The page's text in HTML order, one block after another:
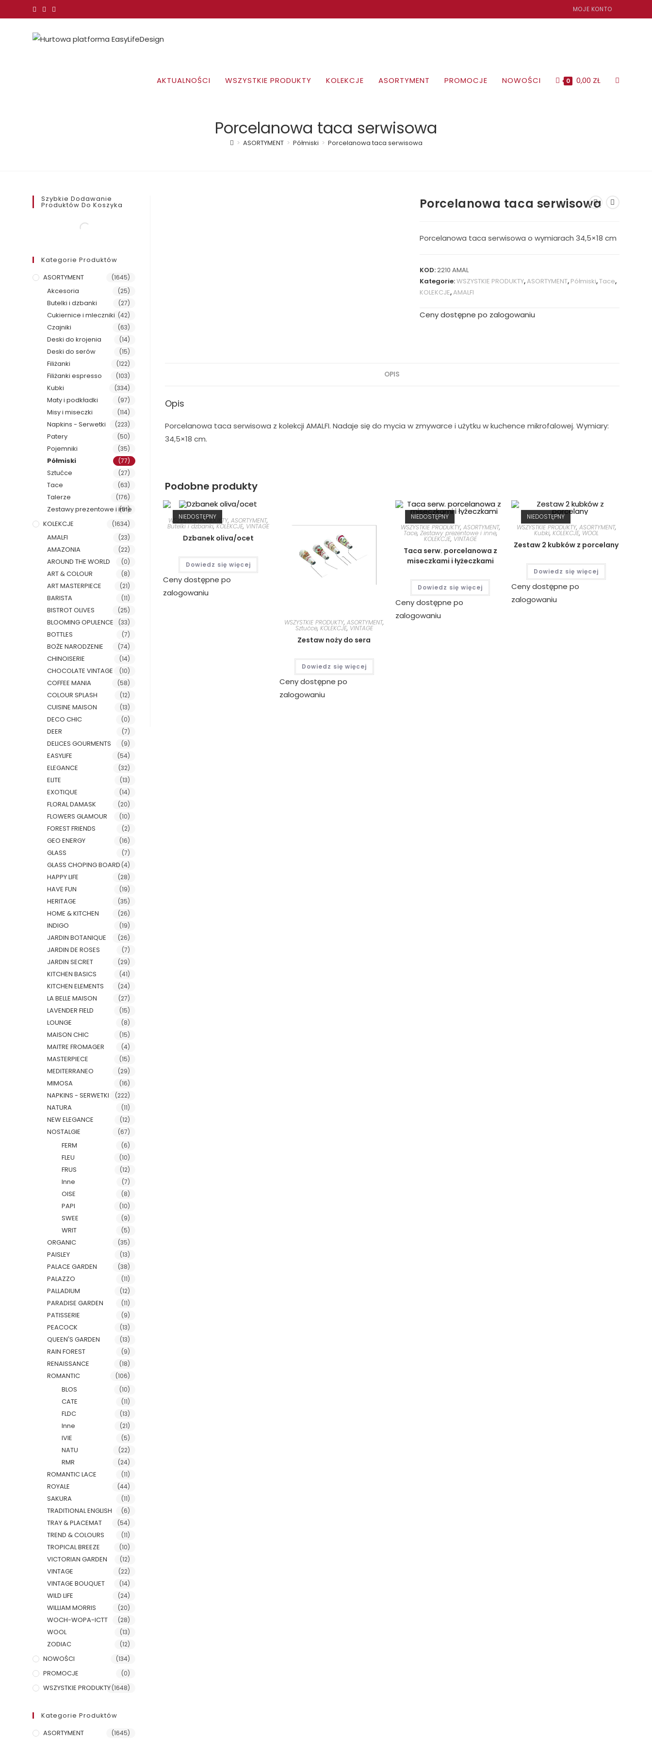
treści
MOJE KONTO
AKTUALNOŚCI WSZYSTKIE PRODUKTY KOLEKCJE ASORTYMENT PROMOCJE NOWOŚCI 0 0,00 ZŁ TOGGLE
Porcelanowa taca serwisowa
> ASORTYMENT > Półmiski > Porcelanowa taca serwisowa
Porcelanowa taca serwisowa
Porcelanowa taca serwisowa o wymiarach 34,5×18 cm
KOD:2210 AMAL
Kategorie:WSZYSTKIE PRODUKTY,ASORTYMENT, Półmiski,Tace,
KOLEKCJE,AMALFI
Ceny dostępne po zalogowaniu
OPIS
Opis
Porcelanowa taca serwisowa z kolekcji AMALFI. Nadaje się do mycia w zmywarce i użytku w kuchence mikrofalowej. Wymiary:
34,5×18 cm.
Podobne produkty
NIEDOSTĘPNY
WSZYSTKIE PRODUKTY,ASORTYMENT,
Butelki i dzbanki,KOLEKCJE, VINTAGE
Dzbanek oliva/ocet
Dowiedz się więcej
Ceny dostępne po
zalogowaniu
WSZYSTKIE PRODUKTY,ASORTYMENT,
Sztućce, KOLEKCJE, VINTAGE
Zestaw noży do sera
Dowiedz się więcej
Ceny dostępne po
zalogowaniu
NIEDOSTĘPNY
WSZYSTKIE PRODUKTY, ASORTYMENT,
Tace, Zestawy prezentowe i inne,
KOLEKCJE, VINTAGE
Taca serw. porcelanowa z
miseczkami i łyżeczkami
Dowiedz się więcej
Ceny dostępne po
zalogowaniu
NIEDOSTĘPNY
WSZYSTKIE PRODUKTY, ASORTYMENT,
Kubki, KOLEKCJE, WOOL
Zestaw 2 kubków z porcelany
Dowiedz się więcej
Ceny dostępne po
zalogowaniu
Szybkie Dodawanie
Produktów Do Koszyka
Kategorie Produktów
ASORTYMENT
(1645)
Akcesoria (25)
Butelki i dzbanki (27)
Cukiernice i mleczniki (42)
Czajniki (63)
Deski do krojenia (14)
Deski do serów (15)
Filiżanki (122)
Filiżanki espresso (103)
Kubki (334)
Maty i podkładki (97)
Misy i miseczki (114)
Napkins - Serwetki (223)
Patery (50)
Pojemniki (35)
Półmiski (77)
Sztućce (27)
Tace (63)
Talerze (176)
Zestawy prezentowe i inne
(51)
KOLEKCJE (1634)
AMALFI (23)
AMAZONIA (22)
AROUND THE WORLD (0)
ART & COLOUR (8)
ART MASTERPIECE (21)
BARISTA (11)
BISTROT OLIVES (25)
BLOOMING OPULENCE (33)
BOTTLES (7)
BOŻE NARODZENIE (74)
CHINOISERIE (14)
CHOCOLATE VINTAGE (10)
COFFEE MANIA (58)
COLOUR SPLASH (12)
CUISINE MAISON (13)
DECO CHIC (0)
DEER (7)
DELICES GOURMENTS (9)
EASYLIFE (54)
ELEGANCE (32)
ELITE (13)
EXOTIQUE (14)
FLORAL DAMASK (20)
FLOWERS GLAMOUR (10)
FOREST FRIENDS (2)
GEO ENERGY (16)
GLASS (7)
GLASS CHOPING BOARD (4)
HAPPY LIFE (28)
HAVE FUN (19)
HERITAGE (35)
HOME & KITCHEN (26)
INDIGO (19)
JARDIN BOTANIQUE (26)
JARDIN DE ROSES (7)
JARDIN SECRET (29)
KITCHEN BASICS (41)
KITCHEN ELEMENTS (24)
LA BELLE MAISON (27)
LAVENDER FIELD (15)
LOUNGE (8)
MAISON CHIC (15)
MAITRE FROMAGER (4)
MASTERPIECE (15)
MEDITERRANEO (29)
MIMOSA (16)
NAPKINS - SERWETKI (222)
NATURA (11)
NEW ELEGANCE (12)
NOSTALGIE (67)
FERM (6)
FLEU (10)
FRUS (12)
Inne (7)
OISE (8)
PAPI (10)
SWEE (9)
WRIT (5)
ORGANIC (35)
PAISLEY (13)
PALACE GARDEN (38)
PALAZZO (11)
PALLADIUM (12)
PARADISE GARDEN (11)
PATISSERIE (9)
PEACOCK (13)
QUEEN'S GARDEN (13)
RAIN FOREST (9)
RENAISSANCE (18)
ROMANTIC (106)
BLOS (10)
CATE (11)
FLDC (13)
Inne (21)
IVIE (5)
NATU (22)
RMR (24)
ROMANTIC LACE (11)
ROYALE (44)
SAKURA (11)
TRADITIONAL ENGLISH (6)
TRAY & PLACEMAT (54)
TREND & COLOURS (11)
TROPICAL BREEZE (10)
VICTORIAN GARDEN (12)
VINTAGE (22)
VINTAGE BOUQUET (14)
WILD LIFE (24)
WILLIAM MORRIS (20)
WOCH-WOPA-ICTT (28)
WOOL (13)
ZODIAC (12)
NOWOŚCI (134)
PROMOCJE (0)
WSZYSTKIE PRODUKTY(1648)
Kategorie Produktów
ASORTYMENT
(1645)